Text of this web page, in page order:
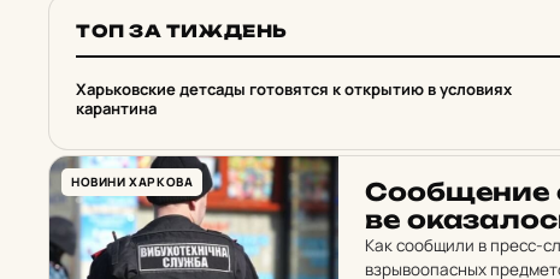
ТОП ЗА ТИЖДЕНЬ
1
Харьковские детсады готовятся к открытию в условиях
карантина
НОВИНИ ХАРКОВА
Со­об­ще­ние
ве
Как сообщили в пресс-
взрывоопасных